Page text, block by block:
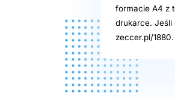
formacie A4 z
drukarce. Jeśli
zeccer.pl/1880.